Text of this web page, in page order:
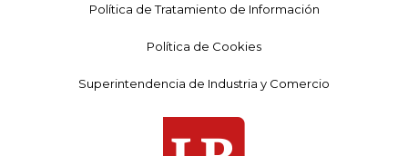
Política de Tratamiento de Información
Política de Cookies
Superintendencia de Industria y Comercio